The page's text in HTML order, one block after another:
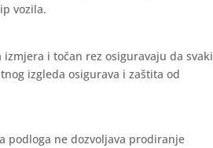
vozila.
i točan rez osiguravaju da svaki
izgleda osigurava i zaštita od
podloga ne dozvoljava prodiranje